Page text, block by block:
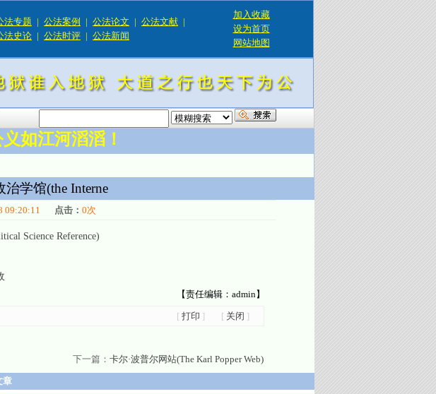
法专题 | 公法案例 | 公法论文 | 公法文献 |
法史论 | 公法时评 | 公法新闻
加入收藏
设为首页
网站地图
如江河滔滔！
学馆(the Interne
09:20:11 点击： 0次
Science Reference)
【责任编辑：admin】
[ 打印 ] [ 关闭 ]
下一篇： 卡尔·波普尔网站(The Karl Popper Web)
章